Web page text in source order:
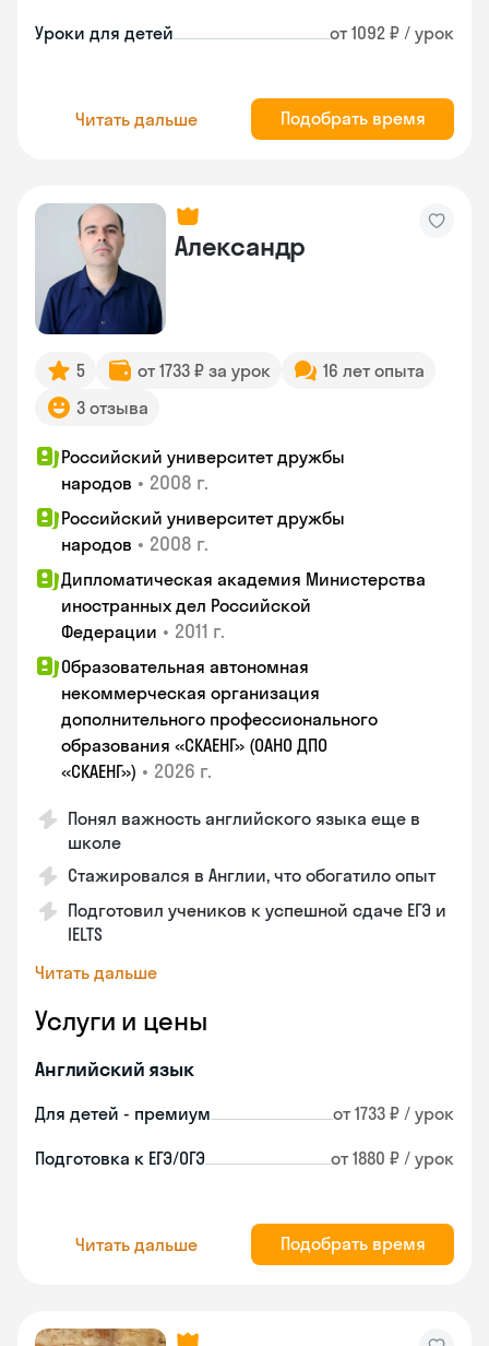
Уроки для детей от 1092 ₽ / урок
Читать дальше Подобрать время
Александр
5 от 1733 ₽ за урок
16 лет опыта
3 отзыва
Российский университет дружбы
народов • 2008 г.
Российский университет дружбы
народов • 2008 г.
Дипломатическая академия Министерства
иностранных дел Российской
Федерации • 2011 г.
Образовательная автономная
некоммерческая организация
дополнительного профессионального
образования «СКАЕНГ» (ОАНО ДПО
«СКАЕНГ») • 2026 г.
Понял важность английского языка еще в
школе
Стажировался в Англии, что обогатило опыт
Подготовил учеников к успешной сдаче ЕГЭ и
IELTS
Читать дальше
Услуги и цены
Английский язык
Для детей - премиум от 1733 ₽ / урок
Подготовка к ЕГЭ/ОГЭ от 1880 ₽ / урок
Читать дальше Подобрать время